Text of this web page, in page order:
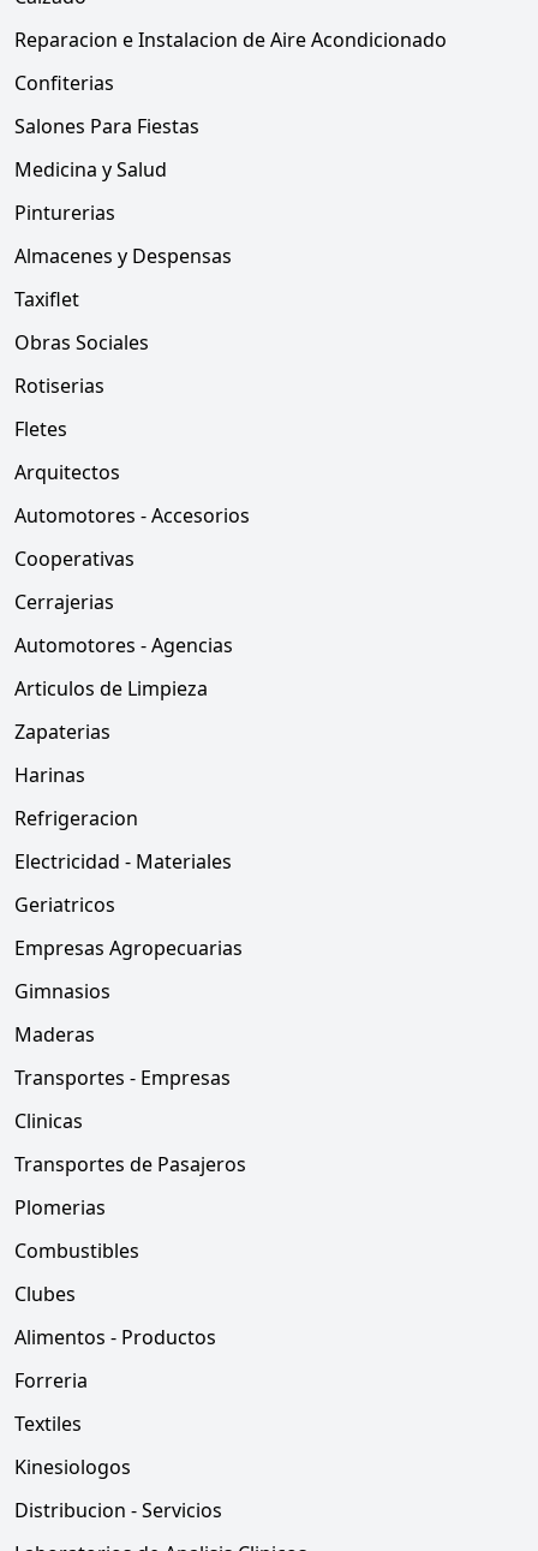
Reparacion e Instalacion de Aire Acondicionado
Confiterias
Salones Para Fiestas
Medicina y Salud
Pinturerias
Almacenes y Despensas
Taxiflet
Obras Sociales
Rotiserias
Fletes
Arquitectos
Automotores - Accesorios
Cooperativas
Cerrajerias
Automotores - Agencias
Articulos de Limpieza
Zapaterias
Harinas
Refrigeracion
Electricidad - Materiales
Geriatricos
Empresas Agropecuarias
Gimnasios
Maderas
Transportes - Empresas
Clinicas
Transportes de Pasajeros
Plomerias
Combustibles
Clubes
Alimentos - Productos
Forreria
Textiles
Kinesiologos
Distribucion - Servicios